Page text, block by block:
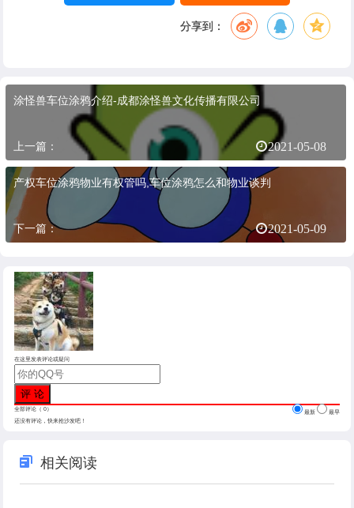
分享到：
涂怪兽车位涂鸦介绍-成都涂怪兽文化传播有限公司
上一篇： 2021-05-08
产权车位涂鸦物业有权管吗,车位涂鸦怎么和物业谈判
下一篇： 2021-05-09
在这里发表评论或疑问
全部评论（ 0） 最新
最早
还没有评论，快来抢沙发吧！
相关阅读